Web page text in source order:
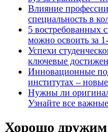
Влияние
специальность в
5 востребованных
можно освоить за
Успехи
ключевые
Инновационные
институтах –
Нужны ли
Узнайте все
Хорошо дружим